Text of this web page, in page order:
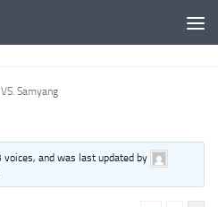
Samyang
and was last updated by